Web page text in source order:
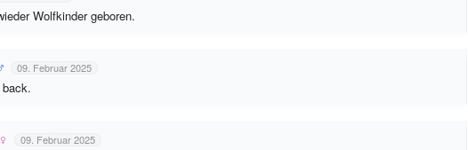
Wolfkinder geboren.
09. Februar 2025
09. Februar 2025